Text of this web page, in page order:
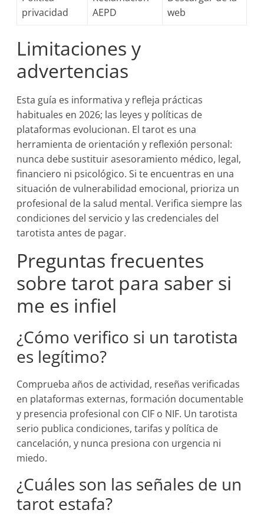
privacidad
AEPD
web
Limitaciones y
advertencias
Esta guía es informativa y refleja prácticas
habituales en 2026; las leyes y políticas de
plataformas evolucionan. El tarot es una
herramienta de orientación y reflexión personal:
nunca debe sustituir asesoramiento médico, legal,
financiero ni psicológico. Si te encuentras en una
situación de vulnerabilidad emocional, prioriza un
profesional de la salud mental. Verifica siempre las
condiciones del servicio y las credenciales del
tarotista antes de pagar.
Preguntas frecuentes
sobre tarot para saber si
me es infiel
¿Cómo verifico si un tarotista
es legítimo?
Comprueba años de actividad, reseñas verificadas
en plataformas externas, formación documentable
y presencia profesional con CIF o NIF. Un tarotista
serio publica condiciones, tarifas y política de
cancelación, y nunca presiona con urgencia ni
miedo.
¿Cuáles son las señales de un
tarot estafa?